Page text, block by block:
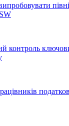
контроль